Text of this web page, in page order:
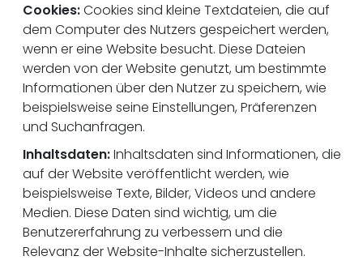
Cookies:Cookies sind kleine Textdateien, die auf
dem Computer des Nutzers gespeichert werden,
wenn er eine Website besucht. Diese Dateien
werden von der Website genutzt, um bestimmte
Informationen über den Nutzer zu speichern, wie
beispielsweise seine Einstellungen, Präferenzen
und Suchanfragen.
Inhaltsdaten:Inhaltsdaten sind Informationen, die
auf der Website veröffentlicht werden, wie
beispielsweise Texte, Bilder, Videos und andere
Medien. Diese Daten sind wichtig, um die
Benutzererfahrung zu verbessern und die
Relevanz der Website-Inhalte sicherzustellen.